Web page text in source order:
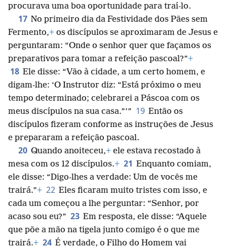
procurava uma boa oportunidade para traí-lo.
17 No primeiro dia da Festividade dos Pães sem
Fermento,+ os discípulos se aproximaram de Jesus e
perguntaram: “Onde o senhor quer que façamos os
preparativos para tomar a refeição pascoal?”+
18 Ele disse: “Vão à cidade, a um certo homem, e
digam-lhe: ‘O Instrutor diz: “Está próximo o meu
tempo determinado; celebrarei a Páscoa com os
meus discípulos na sua casa.”’” 19 Então os
discípulos fizeram conforme as instruções de Jesus
e prepararam a refeição pascoal.
20 Quando anoiteceu,+ ele estava recostado à
mesa com os 12 discípulos.+ 21 Enquanto comiam,
ele disse: “Digo-lhes a verdade: Um de vocês me
trairá.”+ 22 Eles ficaram muito tristes com isso, e
cada um começou a lhe perguntar: “Senhor, por
acaso sou eu?” 23 Em resposta, ele disse: “Aquele
que põe a mão na tigela junto comigo é o que me
trairá.+ 24 É verdade, o Filho do Homem vai